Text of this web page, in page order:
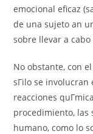
emocional eficaz
de una sujeto an
sobre llevar a
No obstante, con
sГіlo se
reacciones
procedimiento, las
humano, como lo